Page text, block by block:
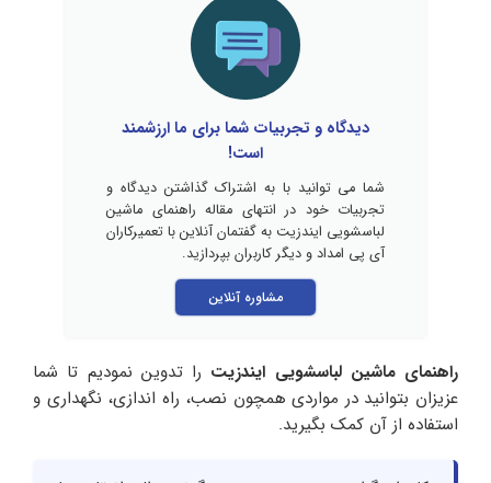
دیدگاه و تجربیات شما برای ما ارزشمند
است!
شما می توانید با به اشتراک گذاشتن دیدگاه و
تجربیات خود در انتهای مقاله راهنمای ماشین
لباسشویی ایندزیت به گفتمان آنلاین با تعمیرکاران
آی پی امداد و دیگر کاربران بپردازید.
مشاوره آنلاین
راهنمای ماشین لباسشویی ایندزیت را تدوین نمودیم تا شما
عزیزان بتوانید در مواردی همچون نصب، راه اندازی، نگهداری و
استفاده از آن کمک بگیرید.